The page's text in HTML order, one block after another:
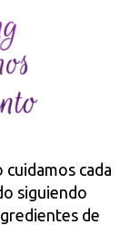
cada
siguiendo
de